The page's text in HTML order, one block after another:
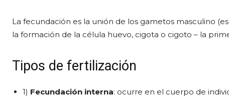
La fecundación es la unión de los gametos masculino
la formación de la célula huevo, cigota o cigoto – la
Tipos de fertilización
1) Fecundación interna: ocurre en el cuerpo de